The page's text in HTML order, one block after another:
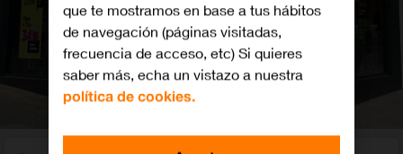
que te mostramos en base a tus hábitos
de navegación (páginas visitadas,
frecuencia de acceso, etc) Si quieres
saber más, echa un vistazo a nuestra
política de cookies.